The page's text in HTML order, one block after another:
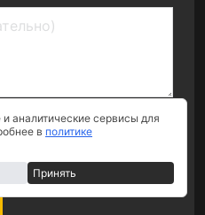
аналитические сервисы для
в политике
Принять